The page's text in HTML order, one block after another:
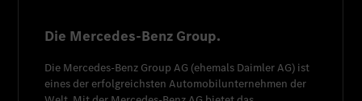
Die Mercedes-Benz Group.
Die Mercedes-Benz Group AG (ehemals Daimler AG) ist
eines der erfolgreichsten Automobilunternehmen der